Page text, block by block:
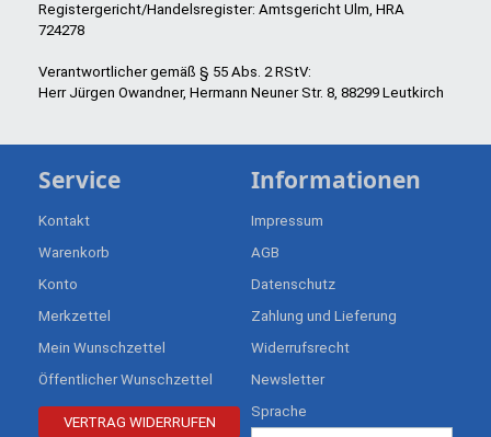
Registergericht/Handelsregister: Amtsgericht Ulm, HRA
724278
Verantwortlicher gemäß § 55 Abs. 2 RStV:
Herr Jürgen Owandner, Hermann Neuner Str. 8, 88299 Leutkirch
Service
Kontakt
Warenkorb
Konto
Merkzettel
Mein Wunschzettel
Öffentlicher Wunschzettel
VERTRAG WIDERRUFEN
Informationen
Impressum
AGB
Datenschutz
Zahlung und Lieferung
Widerrufsrecht
Newsletter
Sprache